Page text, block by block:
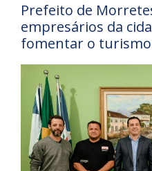
Prefeito de
empresários da
fomentar o